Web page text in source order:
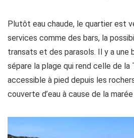
Plutôt eau chaude, le quartier est
services comme des bars, la
transats et des parasols. Il y a une
sépare la plage qui rend celle de la
accessible à pied depuis les
couverte d’eau à cause de la